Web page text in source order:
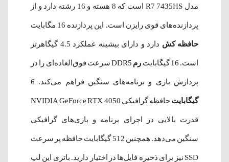
مدل R7 7435HS است که 8 هسته و 16 رشته دارد و از
پردازنده‌های قوی رایزن است. این پردازنده 16 مگابایت
حافظه کش دارد و دارای بیشینه عملکرد 4.5 گیگاهرتز
است. 16 گیگابایت رم DDR5 سرعت فوق‌العاده‌ای را در
پردازش بازی و برنامه‌های سنگین فراهم می‌کند. 6
گیگابایت حافظه گرافیکی NVIDIA GeForce RTX 4050
قدرت بالایی در اجرای برنامه‌ و بازی‌های گرافیکی
سنگین می‌دهد. همچنین 512 گیگابایت حافظه پر سرعت
SSD نیز برای ذخیره فایل‌ها در اختیار دارید. باتری این لپ